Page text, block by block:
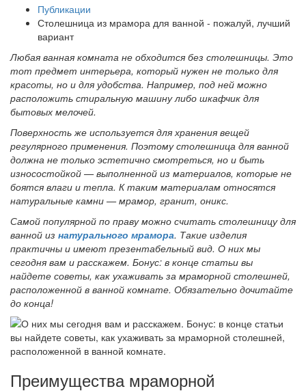
Публикации
Столешница из мрамора для ванной - пожалуй, лучший
вариант
Любая ванная комната не обходится без столешницы. Это
тот предмет интерьера, который нужен не только для
красоты, но и для удобства. Например, под ней можно
расположить стиральную машину либо шкафчик для
бытовых мелочей.
Поверхность же используется для хранения вещей
регулярного применения. Поэтому столешница для ванной
должна не только эстетично смотреться, но и быть
износостойкой — выполненной из материалов, которые не
боятся влаги и тепла. К таким материалам относятся
натуральные камни — мрамор, гранит, оникс.
Самой популярной по праву можно считать столешницу для
ванной из натурального мрамора. Такие изделия
практичны и имеют презентабельный вид. О них мы
сегодня вам и расскажем. Бонус: в конце статьи вы
найдете советы, как ухаживать за мраморной столешней,
расположенной в ванной комнате. Обязательно дочитайте
до конца!
Преимущества мраморной